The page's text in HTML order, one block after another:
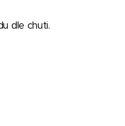
dle chuti.